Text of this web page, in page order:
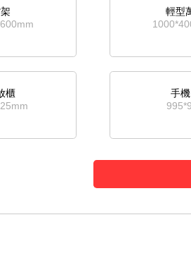
輕型
櫃
手